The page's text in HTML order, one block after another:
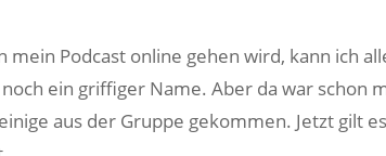
mein Podcast online gehen wird, kann ich
ein griffiger Name. Aber da war schon
aus der Gruppe gekommen. Jetzt gilt